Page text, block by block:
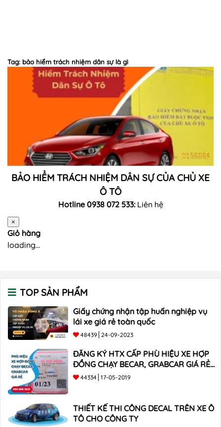
Tag: bảo hiểm trách nhiệm dân sự là gì
BẢO HIỂM TRÁCH NHIỆM DÂN SỰ CỦA CHỦ XE
Ô TÔ
Hotline 0938 072 533: Liên hệ
×
Giỏ hàng
loading...
TOP SẢN PHẨM
Giấy chứng nhận tập huấn nghiệp vụ
lái xe giá rẻ toàn quốc
48439 24-09-2023
ĐĂNG KÝ HTX CẤP PHÙ HIỆU XE HỢP
ĐỒNG CHẠY BECAR, GRABCAR GIÁ RẺ
NHẤT
44334 17-05-2019
THIẾT KẾ THI CÔNG DECAL TRÊN XE Ô
TÔ CHO CÔNG TY